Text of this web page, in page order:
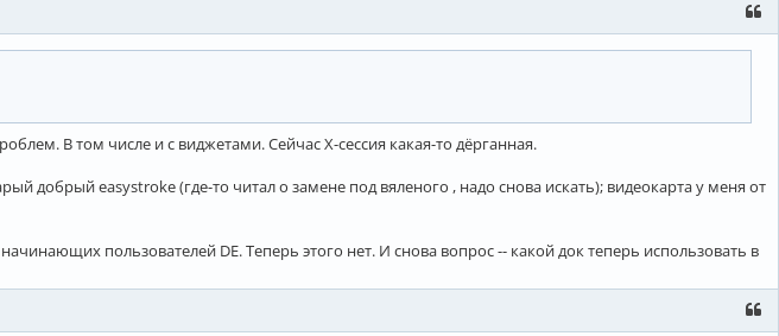
В том числе и с виджетами. Сейчас X-сессия какая-то дёрганная.
добрый easystroke (где-то читал о замене под вяленого , надо снова искать); видеокарта у меня от
пользователей DE. Теперь этого нет. И снова вопрос -- какой док теперь использовать в